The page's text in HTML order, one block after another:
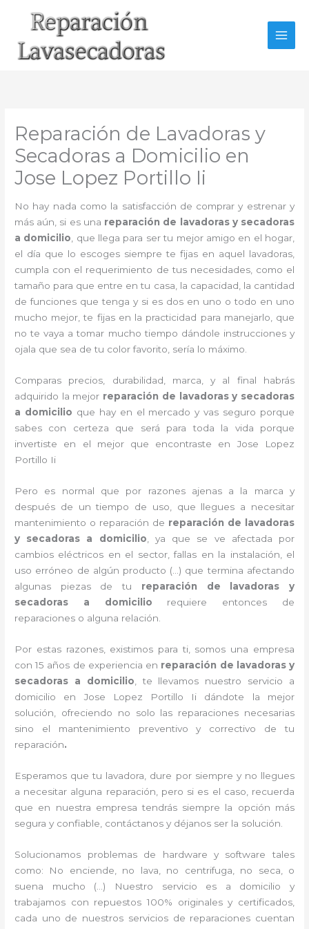
Reparación de Lavadoras y
Secadoras a Domicilio en
Jose Lopez Portillo Ii
No hay nada como la satisfacción de comprar y estrenar y
más aún, si es una reparación de lavadoras y secadoras
a domicilio, que llega para ser tu mejor amigo en el hogar,
el día que lo escoges siempre te fijas en aquel lavadoras,
cumpla con el requerimiento de tus necesidades, como el
tamaño para que entre en tu casa, la capacidad, la cantidad
de funciones que tenga y si es dos en uno o todo en uno
mucho mejor, te fijas en la practicidad para manejarlo, que
no te vaya a tomar mucho tiempo dándole instrucciones y
ojala que sea de tu color favorito, sería lo máximo.
Comparas precios, durabilidad, marca, y al final habrás
adquirido la mejor reparación de lavadoras y secadoras
a domicilio que hay en el mercado y vas seguro porque
sabes con certeza que será para toda la vida porque
invertiste en el mejor que encontraste en Jose Lopez
Portillo Ii
Pero es normal que por razones ajenas a la marca y
después de un tiempo de uso, que llegues a necesitar
mantenimiento o reparación de reparación de lavadoras
y secadoras a domicilio , ya que se ve afectada por
cambios eléctricos en el sector, fallas en la instalación, el
uso erróneo de algún producto (…) que termina afectando
algunas piezas de tu reparación de lavadoras y
secadoras a domicilio requiere entonces de
reparaciones o alguna relación.
Por estas razones, existimos para ti, somos una empresa
con 15 años de experiencia en reparación de lavadoras y
secadoras a domicilio , te llevamos nuestro servicio a
domicilio en Jose Lopez Portillo Ii dándote la mejor
solución, ofreciendo no solo las reparaciones necesarias
sino el mantenimiento preventivo y correctivo de tu
reparación.
Esperamos que tu lavadora, dure por siempre y no llegues
a necesitar alguna reparación, pero si es el caso, recuerda
que en nuestra empresa tendrás siempre la opción más
segura y confiable, contáctanos y déjanos ser la solución.
Solucionamos problemas de hardware y software tales
como: No enciende, no lava, no centrifuga, no seca, o
suena mucho (…) Nuestro servicio es a domicilio y
trabajamos con repuestos 100% originales y certificados,
cada uno de nuestros servicios de reparaciones cuentan